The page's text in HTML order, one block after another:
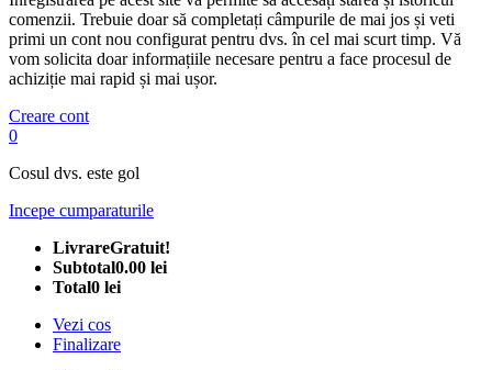
comenzii. Trebuie doar să completați câmpurile de mai jos și veti
primi un cont nou configurat pentru dvs. în cel mai scurt timp. Vă
vom solicita doar informațiile necesare pentru a face procesul de
achiziție mai rapid și mai ușor.
Creare cont
0
Cosul dvs. este gol
Incepe cumparaturile
LivrareGratuit!
Subtotal0.00 lei
Total0 lei
Vezi cos
Finalizare